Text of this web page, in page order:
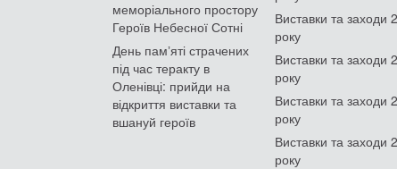
меморіального простору
Героїв Небесної Сотні
День памʼяті страчених
під час теракту в
Оленівці: прийди на
відкриття виставки та
вшануй героїв
Виставки та заходи
року
Виставки та заходи
року
Виставки та заходи
року
Виставки та заходи
року